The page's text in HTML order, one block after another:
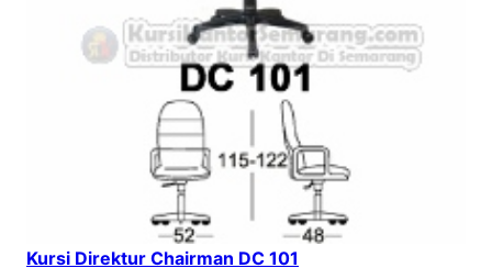
Kursi Direktur Chairman DC 101